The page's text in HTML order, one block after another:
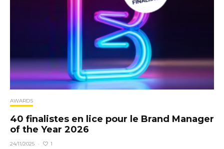
AWARDS
40 finalistes en lice pour le Brand Manager
of the Year 2026
24/11/2025 · 1